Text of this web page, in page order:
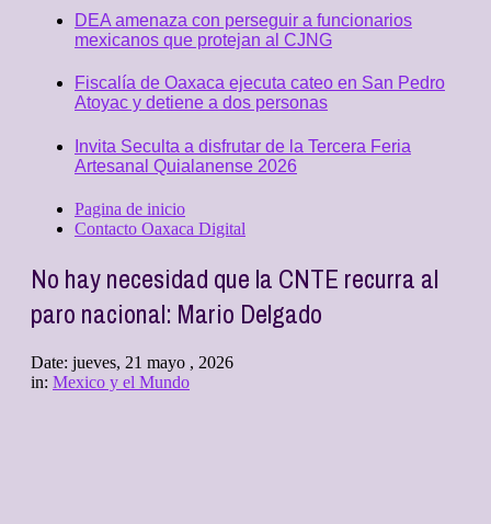
DEA amenaza con perseguir a funcionarios
mexicanos que protejan al CJNG
Fiscalía de Oaxaca ejecuta cateo en San Pedro
Atoyac y detiene a dos personas
Invita Seculta a disfrutar de la Tercera Feria
Artesanal Quialanense 2026
Pagina de inicio
Contacto Oaxaca Digital
No hay necesidad que la CNTE recurra al
paro nacional: Mario Delgado
Date: jueves, 21 mayo , 2026
in: Mexico y el Mundo